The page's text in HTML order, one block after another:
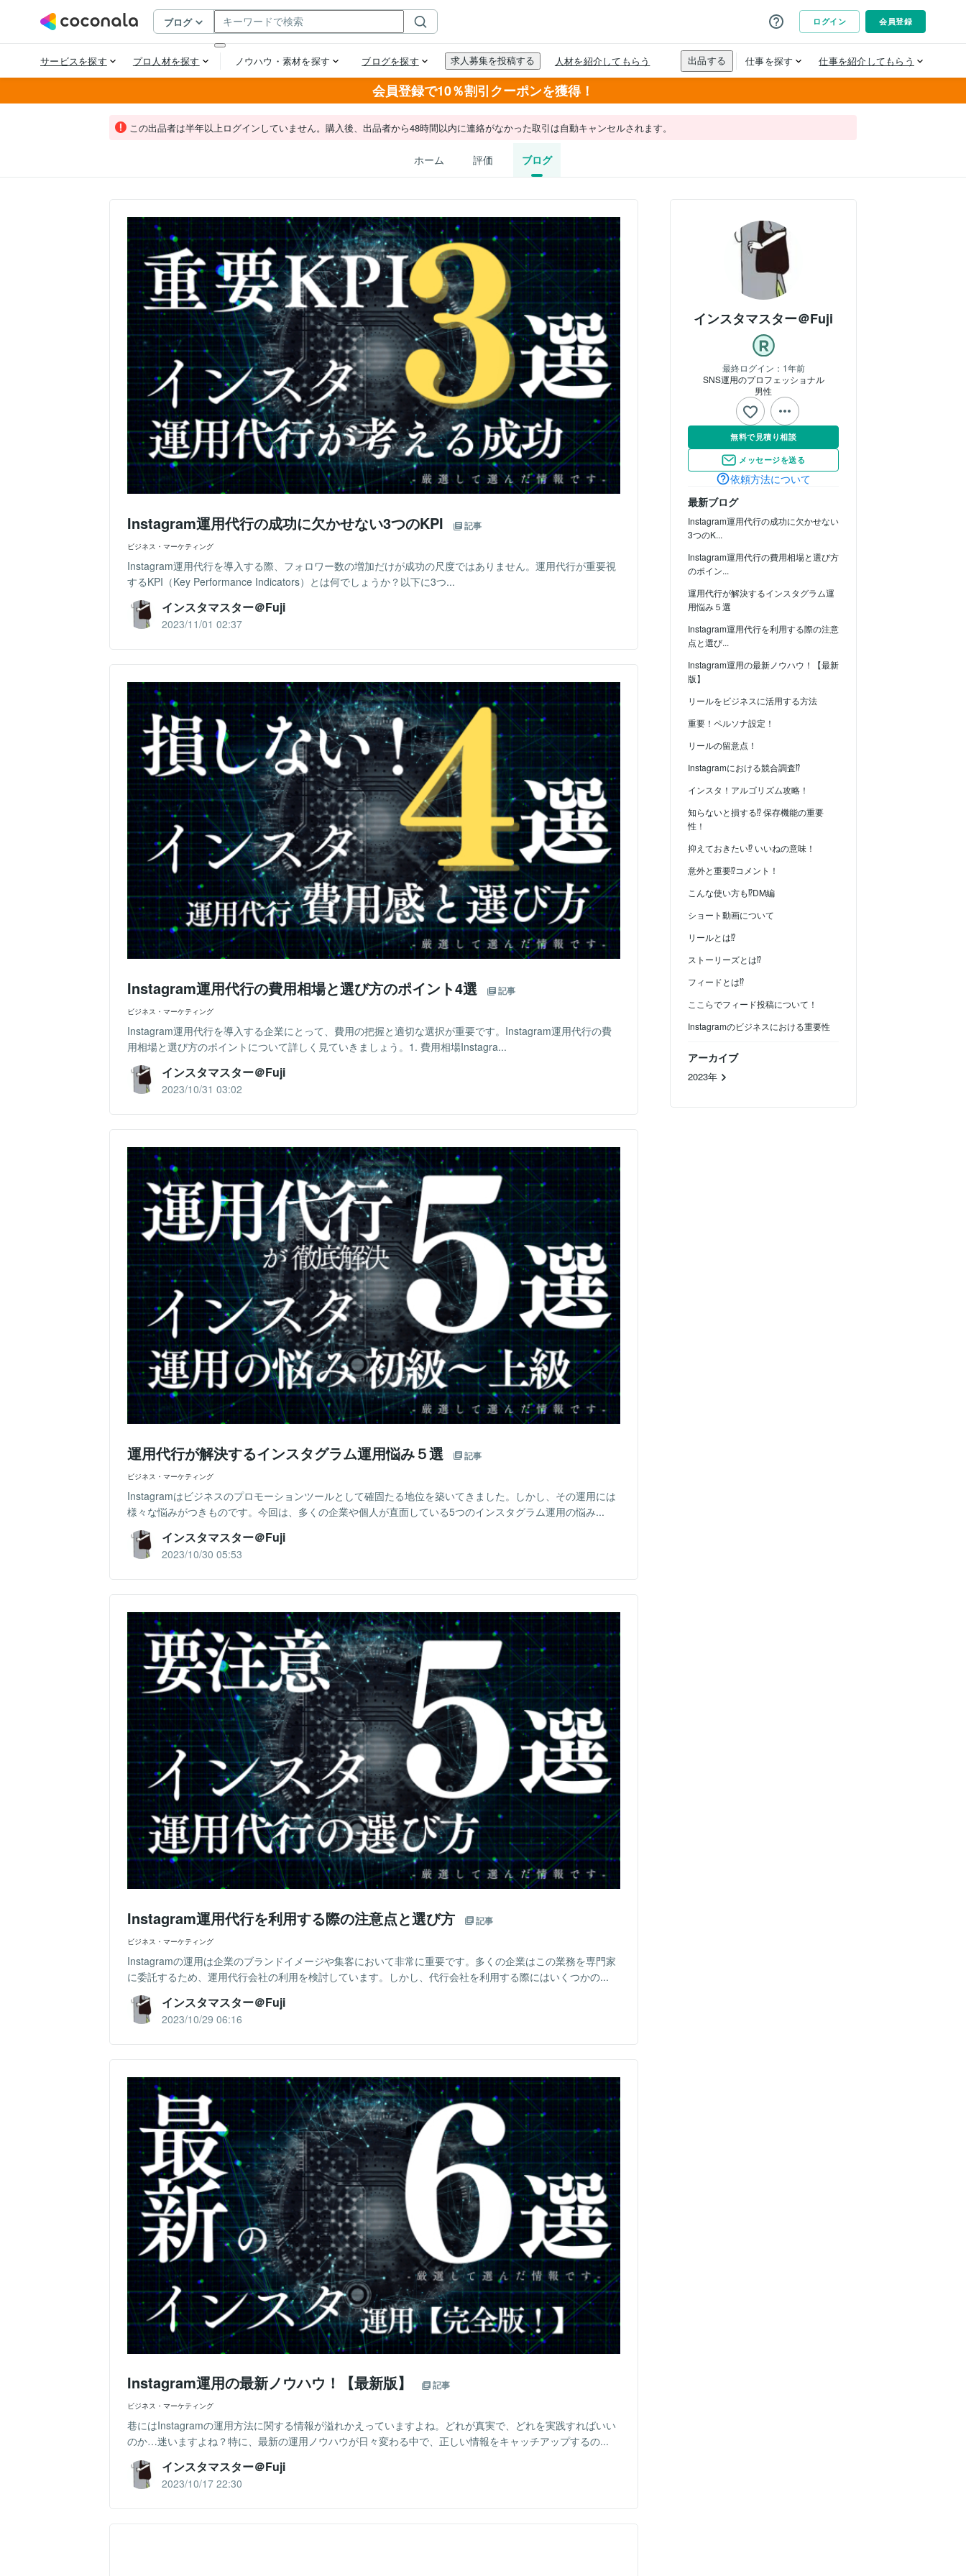
会員登録で10％割引クーポンを獲得！
この出品者は半年以上ログインしていません。購入後、出品者から48時間以内に連絡がなかった取引は自動キャンセルされます。
ホーム 評価 ブログ
インスタマスター＠Fuji
最終ログイン： 1年前
SNS運用のプロフェッショナル
男性
無料で見積り相談
メッセージを送る
依頼方法について
最新ブログ
Instagram運用代行の成功に欠かせない
3つのK...
Instagram運用代行の費用相場と選び方
のポイン...
運用代行が解決するインスタグラム運
用悩み５選
Instagram運用代行を利用する際の注意
点と選び...
Instagram運用の最新ノウハウ！【最新
版】
リールをビジネスに活用する方法
重要！ペルソナ設定！
リールの留意点！
Instagramにおける競合調査⁉︎
インスタ！アルゴリズム攻略！
知らないと損する⁉︎ 保存機能の重要
性！
抑えておきたい⁉︎ いいねの意味！
意外と重要⁉︎コメント！
こんな使い方も⁉︎DM編
ショート動画について
リールとは⁉︎
ストーリーズとは⁉︎
フィードとは⁉︎
ここらでフィード投稿について！
Instagramのビジネスにおける重要性
アーカイブ
2023年
Instagram運用代行の成功に欠かせない3つのKPI 記事
ビジネス・マーケティング
Instagram運用代行を導入する際、フォロワー数の増加だけが成功の尺度ではありません。運用代行が重要視
するKPI（Key Performance Indicators）とは何でしょうか？以下に3つ...
インスタマスター＠Fuji
2023/11/01 02:37
Instagram運用代行の費用相場と選び方のポイント4選 記事
ビジネス・マーケティング
Instagram運用代行を導入する企業にとって、費用の把握と適切な選択が重要です。Instagram運用代行の費
用相場と選び方のポイントについて詳しく見ていきましょう。1. 費用相場Instagra...
インスタマスター＠Fuji
2023/10/31 03:02
運用代行が解決するインスタグラム運用悩み５選 記事
ビジネス・マーケティング
Instagramはビジネスのプロモーションツールとして確固たる地位を築いてきました。しかし、その運用には
様々な悩みがつきものです。今回は、多くの企業や個人が直面している5つのインスタグラム運用の悩み...
インスタマスター＠Fuji
2023/10/30 05:53
Instagram運用代行を利用する際の注意点と選び方 記事
ビジネス・マーケティング
Instagramの運用は企業のブランドイメージや集客において非常に重要です。多くの企業はこの業務を専門家
に委託するため、運用代行会社の利用を検討しています。しかし、代行会社を利用する際にはいくつかの...
インスタマスター＠Fuji
2023/10/29 06:16
Instagram運用の最新ノウハウ！【最新版】 記事
ビジネス・マーケティング
巷にはInstagramの運用方法に関する情報が溢れかえっていますよね。どれが真実で、どれを実践すればいい
のか…迷いますよね？特に、最新の運用ノウハウが日々変わる中で、正しい情報をキャッチアップするの...
インスタマスター＠Fuji
2023/10/17 22:30